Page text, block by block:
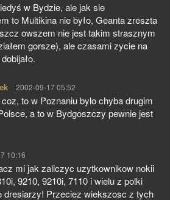
w Bydzie, ale jak sie
to Multikina nie było, Geanta zreszta
owszem nie jest takim strasznym
gorsze), ale czasami zycie na
pisze:
2002-09-17 05:52
to w Poznaniu bylo chyba drugim
a to w Bydgoszczy pewnie jest
10:16
mi jak zaliczyc uzytkownikow nokii
9210, 9210i, 7110 i wielu z polki
dresiarzy! Przeciez wiekszosc z tych